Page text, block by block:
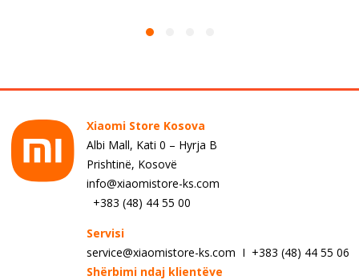
Xiaomi Store Kosova
Albi Mall, Kati 0 – Hyrja B
Prishtinë, Kosovë
info@xiaomistore-ks.com
+383 (48) 44 55 00
Servisi
service@xiaomistore-ks.com I +383 (48) 44 55 06
Shërbimi ndaj klientëve